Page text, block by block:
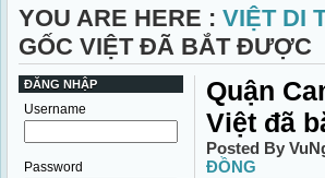
YOU ARE HERE : VIỆT DI
GỐC VIỆT ĐÃ BẮT ĐƯỢC
ĐĂNG NHẬP
Username
Password
Quận
Việt đã
Posted By
ĐỒNG